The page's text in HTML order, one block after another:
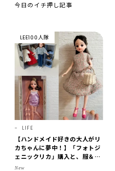
今日のイチ押し記事
LEE100人隊
LIFE
【ハンドメイド好きの大人がリ
カちゃんに夢中！】「フォトジ
ェニックリカ」購入と、服＆ク
ローゼットの手づくり実例をご
New